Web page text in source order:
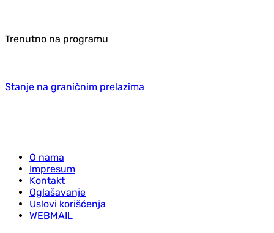
Trenutno na programu
Stanje na graničnim prelazima
O nama
Impresum
Kontakt
Oglašavanje
Uslovi korišćenja
WEBMAIL